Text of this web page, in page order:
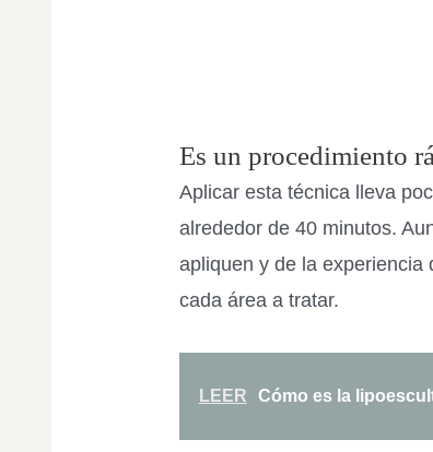
Es un procedimiento
Aplicar esta técnica lleva
alrededor de 40 minutos.
apliquen y de la experiencia
cada área a tratar.
LEER Cómo es la